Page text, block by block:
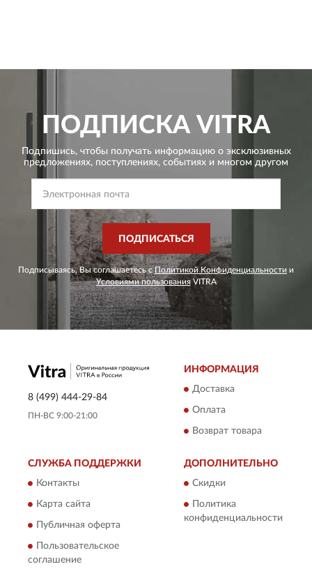
ПОДПИСКА VITRA
Подпишись, чтобы получать информацию о эксклюзивных
предложениях, поступлениях, событиях и многом другом
ПОДПИСАТЬСЯ
Подписываясь, Вы соглашаетесь сПолитикой Конфиденциальности и
Условиями пользованияVITRA
8 (499) 444-29-84
ПН-ВС 9:00-21:00
ИНФОРМАЦИЯ
Доставка
Оплата
Возврат товара
СЛУЖБА ПОДДЕРЖКИ
Контакты
Карта сайта
Публичная оферта
Пользовательское
соглашение
ДОПОЛНИТЕЛЬНО
Скидки
Политика
конфиденциальности